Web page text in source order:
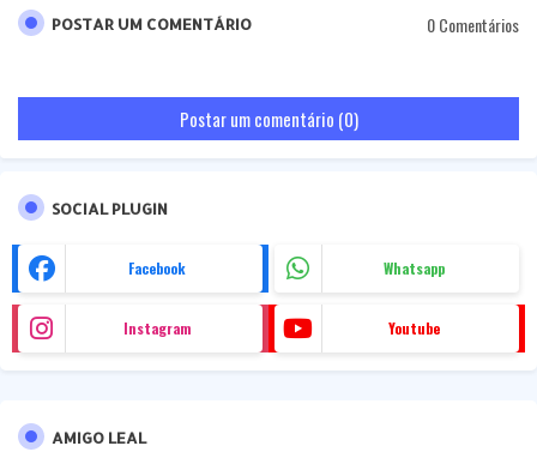
POSTAR UM COMENTÁRIO 0 Comentários
Postar um comentário (0)
SOCIAL PLUGIN
Facebook Whatsapp
Instagram Youtube
AMIGO LEAL